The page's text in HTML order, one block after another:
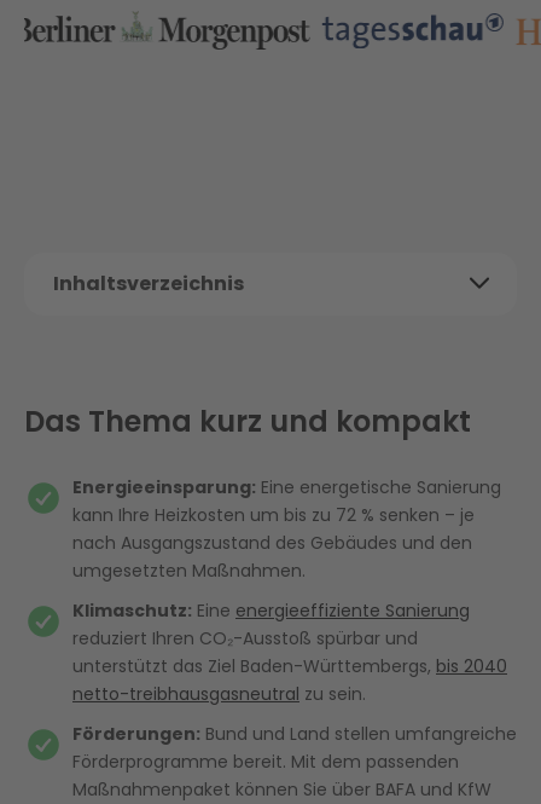
Inhaltsverzeichnis
Energieberatung in Baden-Baden
So läuft Ihre Energieberatung in Baden-
Baden mit Enter ab
Klimaschutz und Energiewende in Baden-
Baden
Fördermöglichkeiten für Ihre energetische
Sanierung in Baden-Baden
Regionale Förderungen in Baden-
Württemberg für Ihre Energieberatung
Kosten einer Energieberatung in Baden-
Baden mit Enter
Das Thema kurz und kompakt
Energieeinsparung: Eine energetische Sanierung
kann Ihre Heizkosten um bis zu 72 % senken – je
nach Ausgangszustand des Gebäudes und den
umgesetzten Maßnahmen.
Klimaschutz: Eine energieeffiziente Sanierung
reduziert Ihren CO₂-Ausstoß spürbar und
unterstützt das Ziel Baden-Württembergs, bis 2040
netto-treibhausgasneutral zu sein.
Förderungen: Bund und Land stellen umfangreiche
Förderprogramme bereit. Mit dem passenden
Maßnahmenpaket können Sie über BAFA und KfW